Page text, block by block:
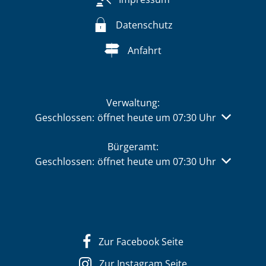
Datenschutz
Anfahrt
Verwaltung:
Klicken, um weitere Öffnungs- oder Schließzeiten
Geschlossen: öffnet heute um 07:30 Uhr
Bürgeramt:
Klicken, um weitere Öffnungs- oder Schließzeiten
Geschlossen: öffnet heute um 07:30 Uhr
Zur Facebook Seite
Zur Instagram Seite